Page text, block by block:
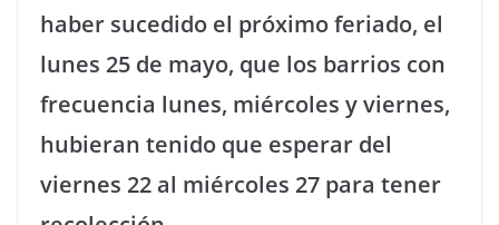
haber sucedido el próximo feriado, el
lunes 25 de mayo, que los barrios con
frecuencia lunes, miércoles y viernes,
hubieran tenido que esperar del
viernes 22 al miércoles 27 para tener